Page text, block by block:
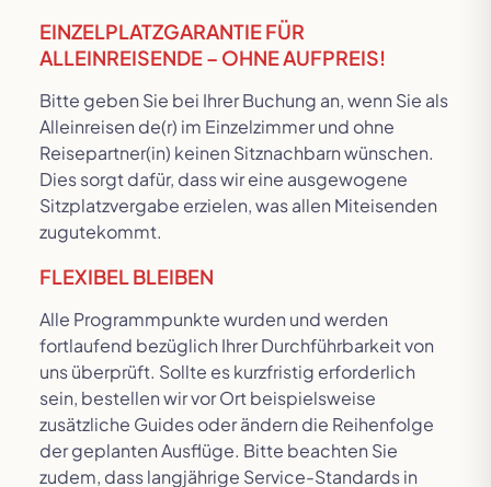
EINZELPLATZGARANTIE FÜR
ALLEINREISENDE – OHNE AUFPREIS!
Bitte geben Sie bei Ihrer Buchung an, wenn Sie als
Alleinreisen de(r) im Einzelzimmer und ohne
Reisepartner(in) keinen Sitznachbarn wünschen.
Dies sorgt dafür, dass wir eine ausgewogene
Sitzplatzvergabe erzielen, was allen Miteisenden
zugutekommt.
FLEXIBEL BLEIBEN
Alle Programmpunkte wurden und werden
fortlaufend bezüglich Ihrer Durchführbarkeit von
uns überprüft. Sollte es kurzfristig erforderlich
sein, bestellen wir vor Ort beispielsweise
zusätzliche Guides oder ändern die Reihenfolge
der geplanten Ausflüge. Bitte beachten Sie
zudem, dass langjährige Service-Standards in